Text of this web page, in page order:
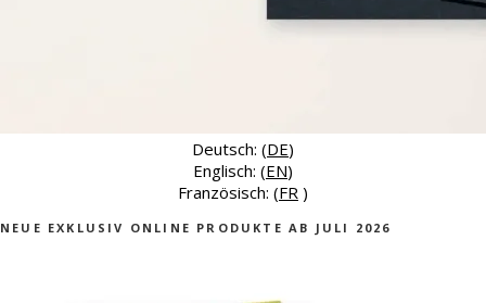
Deutsch: (DE)
Englisch: (EN)
Französisch: (FR )
NEUE EXKLUSIV ONLINE PRODUKTE AB JULI 2026